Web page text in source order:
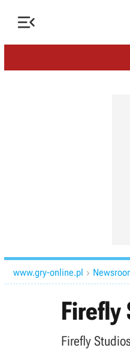

www.gry-online.pl 
Firefly
Firefly